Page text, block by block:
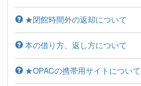
★閉館時間外の返却について
本の借り方、返し方について
★OPACの携帯用サイトについて